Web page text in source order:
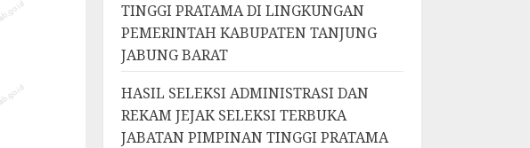
TINGGI PRATAMA DI LINGKUNGAN
PEMERINTAH KABUPATEN TANJUNG
JABUNG BARAT
HASIL SELEKSI ADMINISTRASI DAN
REKAM JEJAK SELEKSI TERBUKA
JABATAN PIMPINAN TINGGI PRATAMA